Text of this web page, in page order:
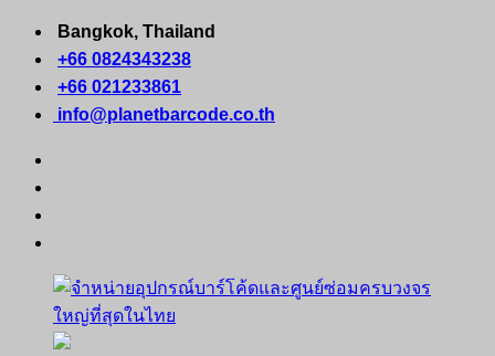
Skip
content
Bangkok, Thailand
+66 0824343238
+66 021233861
info@planetbarcode.co.th